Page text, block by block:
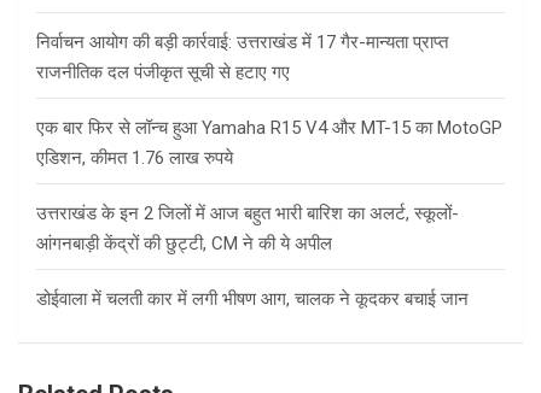
निर्वाचन आयोग की बड़ी कार्रवाई: उत्तराखंड में 17 गैर-मान्यता प्राप्त
राजनीतिक दल पंजीकृत सूची से हटाए गए
एक बार फिर से लॉन्च हुआ Yamaha R15 V4 और MT-15 का MotoGP
एडिशन, कीमत 1.76 लाख रुपये
उत्तराखंड के इन 2 जिलों में आज बहुत भारी बारिश का अलर्ट, स्कूलों-
आंगनबाड़ी केंद्रों की छुट्टी, CM ने की ये अपील
डोईवाला में चलती कार में लगी भीषण आग, चालक ने कूदकर बचाई जान